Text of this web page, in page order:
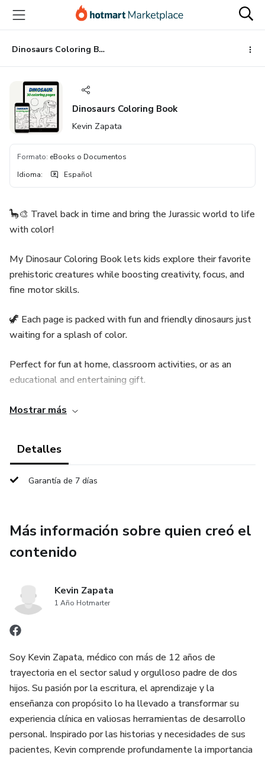
principal
página
de
página
Dinosaurs Coloring Book
Dinosaurs Coloring Book
Kevin Zapata
Formato: eBooks o Documentos
Idioma: Español
🦕🎨 Travel back in time and bring the Jurassic world to life
with color!
My Dinosaur Coloring Book lets kids explore their favorite
prehistoric creatures while boosting creativity, focus, and
fine motor skills.
🦖 Each page is packed with fun and friendly dinosaurs just
waiting for a splash of color.
Perfect for fun at home, classroom activities, or as an
educational and entertaining gift.
📘 Great for little dino lovers ages 3 and up.
adventure begin—one color at a time!
Mostrar más
Detalles
Garantía de 7 días
Más información sobre quien creó el
contenido
Kevin Zapata
1 Año Hotmarter
Soy Kevin Zapata, médico con más de 12 años de
trayectoria en el sector salud y orgulloso padre de dos
hijos. Su pasión por la escritura, el aprendizaje y la
enseñanza con propósito lo ha llevado a transformar su
experiencia clínica en valiosas herramientas de desarrollo
personal. Inspirado por las historias y necesidades de sus
pacientes, Kevin comprende profundamente la importancia